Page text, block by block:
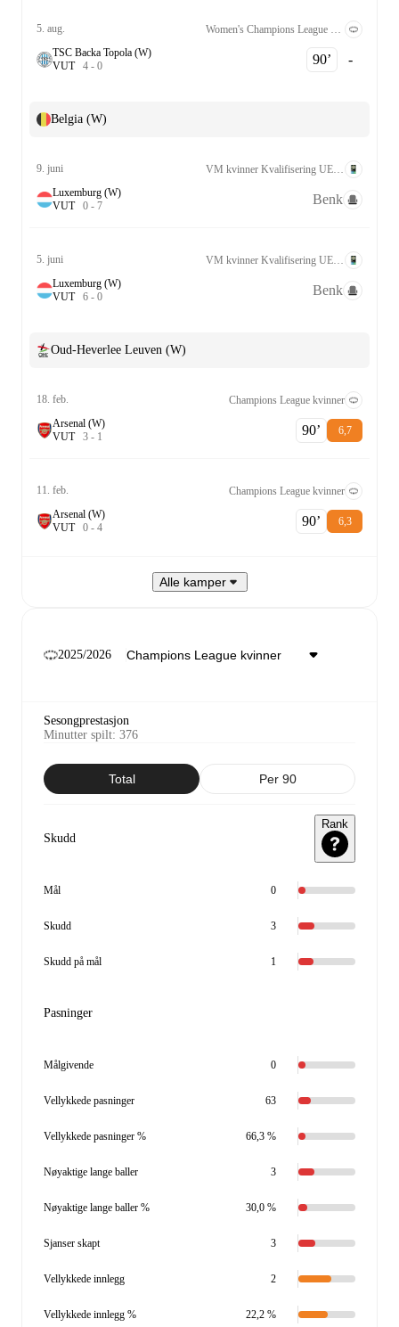
5. aug.
TSC Backa Topola (W)
VUT 4 - 0 90‎’‎ -
Belgia (W)
9. juni
Luxemburg (W)
VUT 0 - 7 Benk
5. juni
Luxemburg (W)
VUT 6 - 0 Benk
Oud-Heverlee Leuven (W)
18. feb.
Champions League kvinner
Arsenal (W)
VUT 3 - 1 90‎’‎ 6,7
11. feb.
Champions League kvinner
Arsenal (W)
VUT 0 - 4 90‎’‎ 6,3
Alle kamper
2025/2026
Sesongprestasjon
Minutter spilt: 376
Total Per 90
Skudd
Rank
Mål 0
Skudd 3
Skudd på mål 1
Pasninger
Målgivende 0
Vellykkede pasninger 63
Vellykkede pasninger % 66,3 %
Nøyaktige lange baller 3
Nøyaktige lange baller % 30,0 %
Sjanser skapt 3
Vellykkede innlegg 2
Vellykkede innlegg % 22,2 %